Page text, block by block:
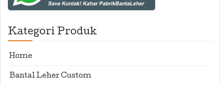
Kategori Produk
Home
Bantal Leher Custom